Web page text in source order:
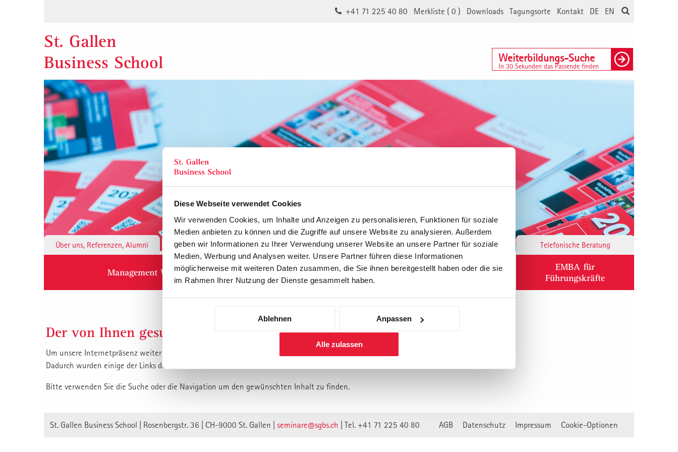
Diese Webseite verwendet Cookies
Wir verwenden Cookies, um Inhalte und Anzeigen zu personalisieren, Funktionen für soziale
Medien anbieten zu können und die Zugriffe auf unsere Website zu analysieren. Außerdem
geben wir Informationen zu Ihrer Verwendung unserer Website an unsere Partner für soziale
Medien, Werbung und Analysen weiter. Unsere Partner führen diese Informationen
möglicherweise mit weiteren Daten zusammen, die Sie ihnen bereitgestellt haben oder die sie
im Rahmen Ihrer Nutzung der Dienste gesammelt haben.
Ablehnen Anpassen
Alle zulassen
EN
DE
Kontakt
Tagungsorte
Downloads
Merkliste (0 )
+41 71 225 40 80
St. Gallen
Business School
Weiterbildungs-Suche
In 30 Sekunden das Passende finden
Über uns, Referenzen, Alumni Institute & Forschung Inhouse, Consulting Corporate Responsibility Telefonische Beratung
Management Weiterbildung
Berufsbegleitendes Praxisstudium
für Führungskräfte
EMBA für
Führungskräfte
Der von Ihnen gesuchte Inhalt ist vermutlich umgezogen.
Um unsere Internetpräsenz weiter zu verbessern, haben wir unsere Webseite auf eine neue technische Basis gestellt.
Dadurch wurden einige der Links die auf unsere Inhalte verweisen unwirksam.
Bitte verwenden Sie die Suche oder die Navigation um den gewünschten Inhalt zu finden.
St. Gallen Business School | Rosenbergstr. 36 | CH-9000 St. Gallen | seminare@sgbs.ch Tel. +41 71 225 40 80 AGB Datenschutz Impressum Cookie-Optionen